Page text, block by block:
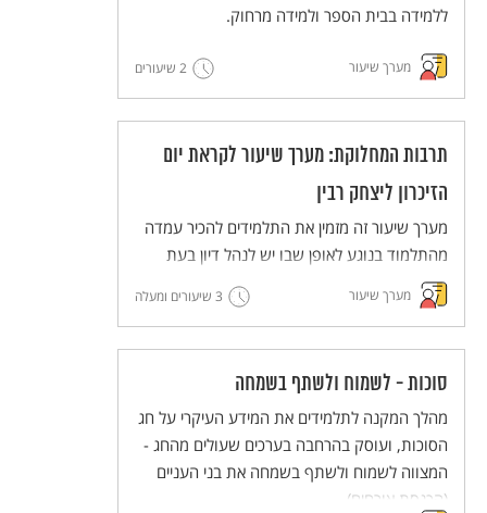
ללמידה בבית הספר ולמידה מרחוק.
מערך שיעור 2 שיעורים
תרבות המחלוקת: מערך שיעור לקראת יום
הזיכרון ליצחק רבין
מערך שיעור זה מזמין את התלמידים להכיר עמדה
מהתלמוד בנוגע לאופן שבו יש לנהל דיון בעת
מחלוקת, ולנסות ליישם את הדרך המוצעת
בתלמוד (דרך בית הלל) בדיונים שהם מנהלים.
מערך שיעור 3 שיעורים ומעלה
סוכות - לשמוח ולשתף בשמחה
מהלך המקנה לתלמידים את המידע העיקרי על חג
הסוכות, ועוסק בהרחבה בערכים שעולים מהחג -
המצווה לשמוח ולשתף בשמחה את בני העניים
(הכנסת אורחים).